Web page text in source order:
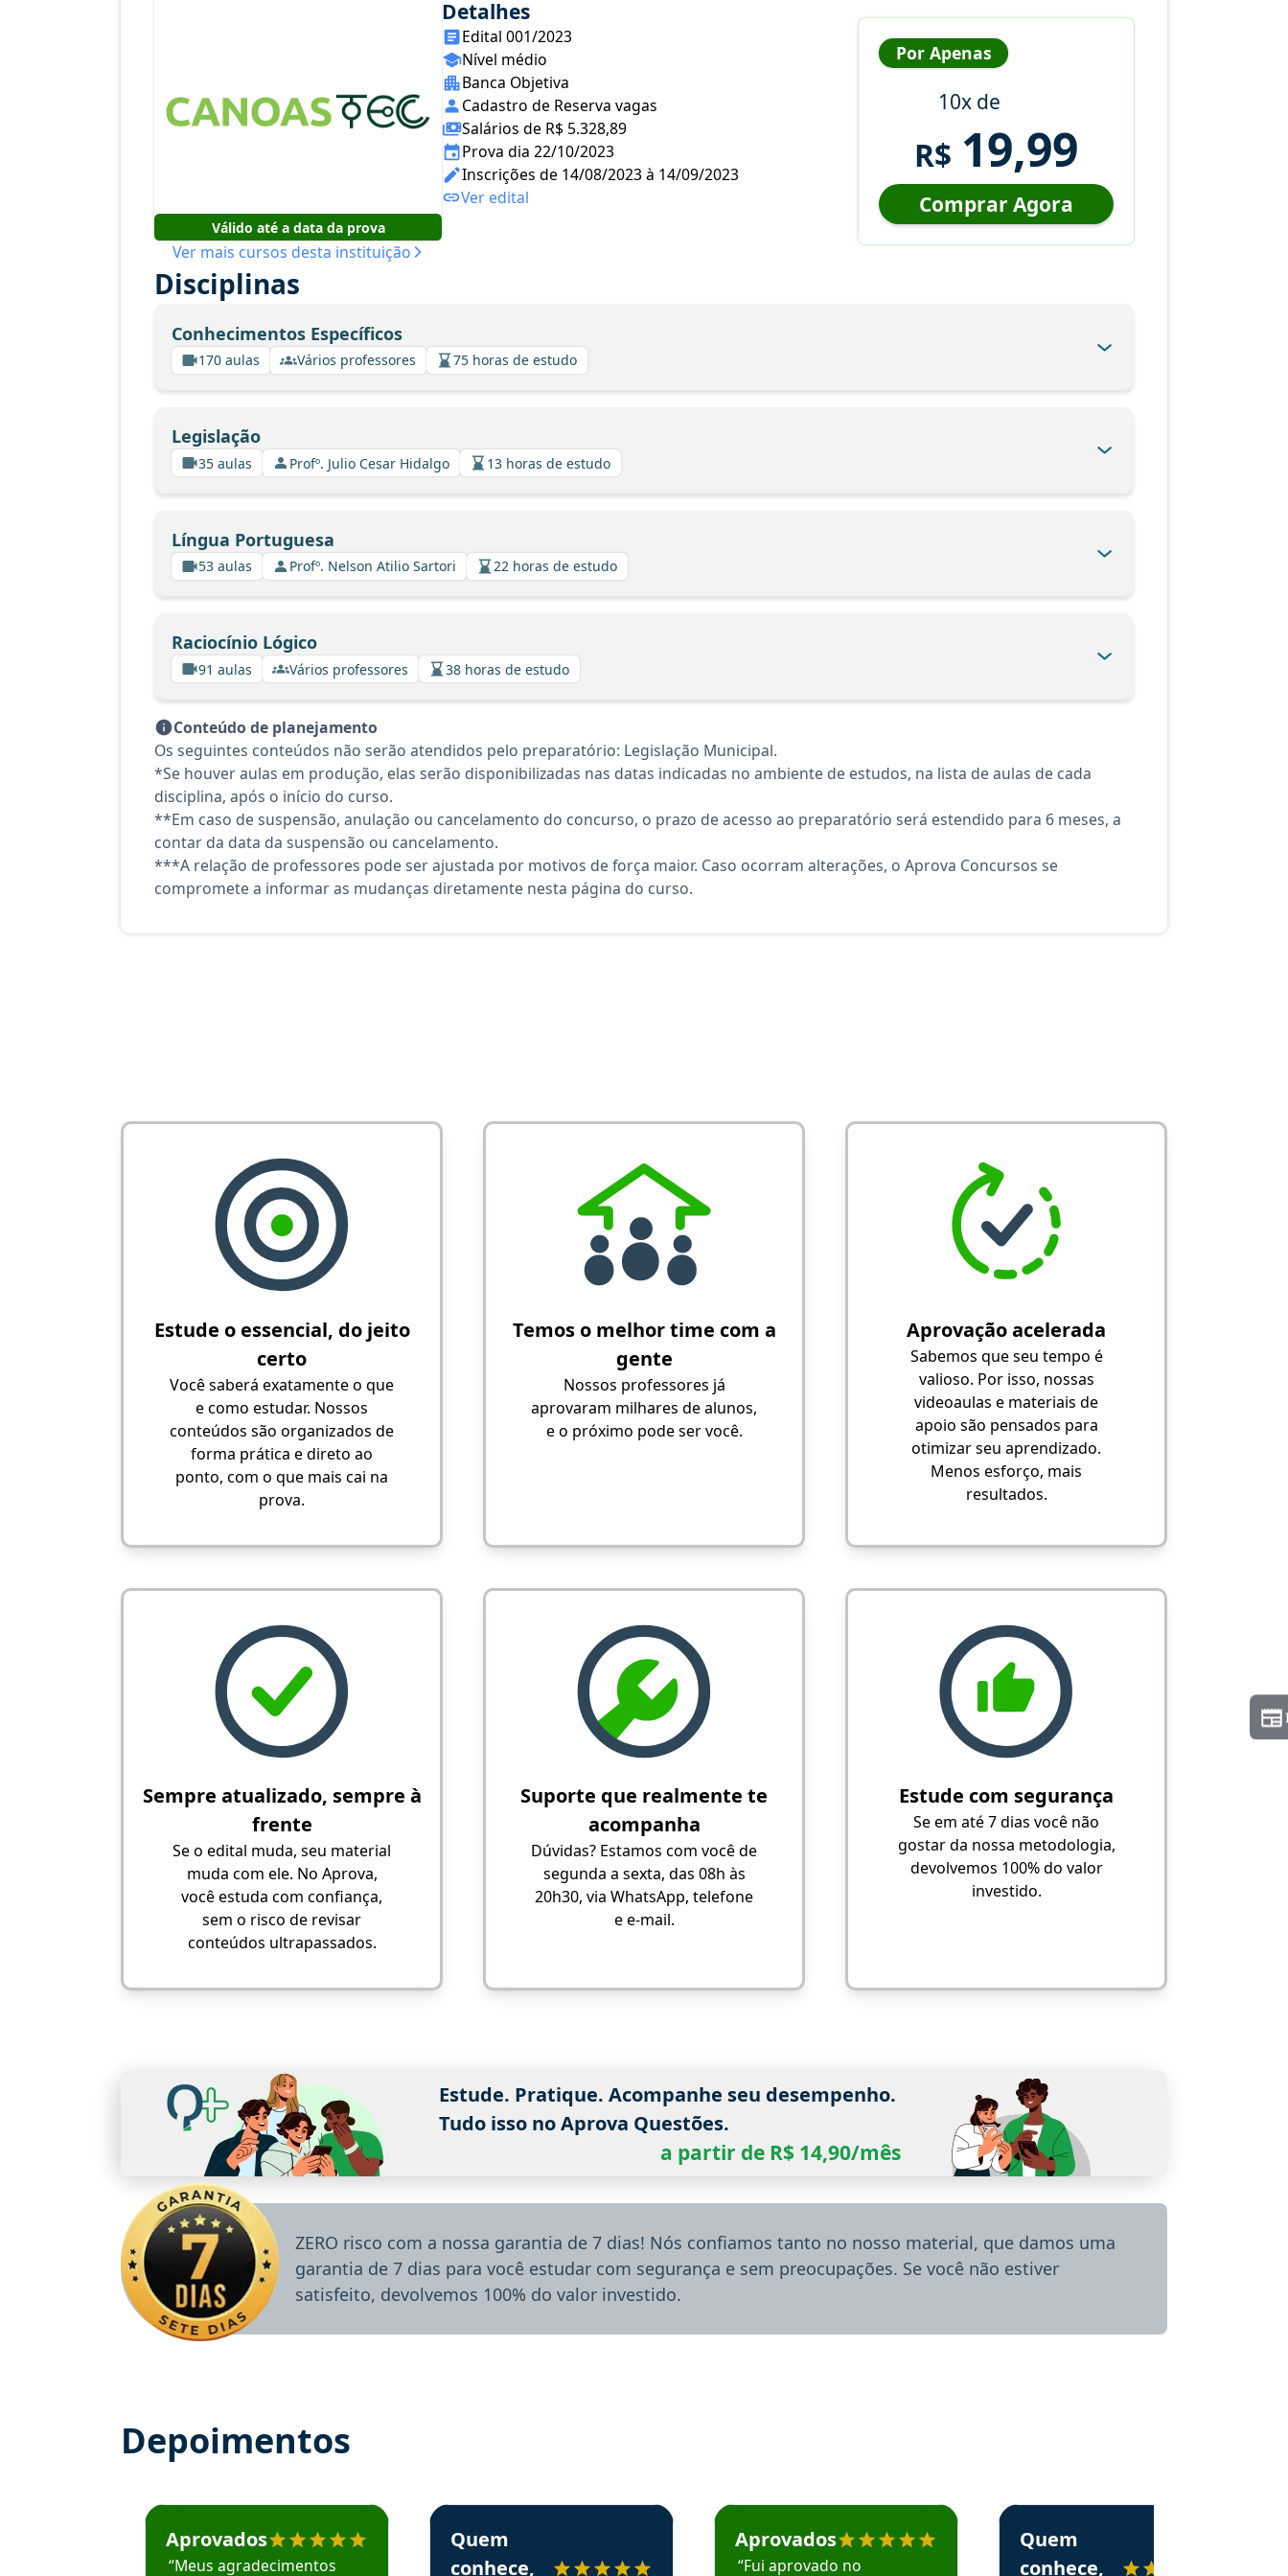
Válido até a data da prova
Ver mais cursos desta instituição
Detalhes
Edital 001/2023
Nível médio
Banca Objetiva
Cadastro de Reserva vagas
Salários de R$ 5.328,89
Prova dia 22/10/2023
Inscrições de 14/08/2023 à 14/09/2023
Ver edital
Por Apenas
10x de
R$ 19,99
Comprar Agora
Disciplinas
Conhecimentos Específicos
170 aulas Vários professores 75 horas de estudo
Legislação
35 aulas Profº. Julio Cesar Hidalgo 13 horas de estudo
Língua Portuguesa
53 aulas Profº. Nelson Atilio Sartori 22 horas de estudo
Raciocínio Lógico
91 aulas Vários professores 38 horas de estudo
Conteúdo de planejamento
Os seguintes conteúdos não serão atendidos pelo preparatório: Legislação Municipal.
*Se houver aulas em produção, elas serão disponibilizadas nas datas indicadas no ambiente de estudos, na lista de aulas de cada
disciplina, após o início do curso.
**Em caso de suspensão, anulação ou cancelamento do concurso, o prazo de acesso ao preparatório será estendido para 6 meses, a
contar da data da suspensão ou cancelamento.
***A relação de professores pode ser ajustada por motivos de força maior. Caso ocorram alterações, o Aprova Concursos se
compromete a informar as mudanças diretamente nesta página do curso.
Estude o essencial, do jeito
certo
Você saberá exatamente o que
e como estudar. Nossos
conteúdos são organizados de
forma prática e direto ao
ponto, com o que mais cai na
prova.
Temos o melhor time com a
gente
Nossos professores já
aprovaram milhares de alunos,
e o próximo pode ser você.
Aprovação acelerada
Sabemos que seu tempo é
valioso. Por isso, nossas
videoaulas e materiais de
apoio são pensados para
otimizar seu aprendizado.
Menos esforço, mais
resultados.
Sempre atualizado, sempre à
frente
Se o edital muda, seu material
muda com ele. No Aprova,
você estuda com confiança,
sem o risco de revisar
conteúdos ultrapassados.
Suporte que realmente te
acompanha
Dúvidas? Estamos com você de
segunda a sexta, das 08h às
20h30, via WhatsApp, telefone
e e-mail.
Estude com segurança
Se em até 7 dias você não
gostar da nossa metodologia,
devolvemos 100% do valor
investido.
Estude. Pratique. Acompanhe seu desempenho.
Tudo isso no Aprova Questões.
a partir de R$ 14,90/mês
ZERO risco com a nossa garantia de 7 dias! Nós confiamos tanto no nosso material, que damos uma
garantia de 7 dias para você estudar com segurança e sem preocupações. Se você não estiver
satisfeito, devolvemos 100% do valor investido.
Depoimentos
Estudante José recomenda o Aprova Concursos em depoimento
Aprovados
“Meus agradecimentos
Estudante Sergio recomenda o Aprova Concursos em depoimento
Quem
conhece,
Estudante Mário recomenda o Aprova Concursos em depoimento
Aprovados
“Fui aprovado no
Estudante Alessandra recomenda o Aprova
Quem
conhece,